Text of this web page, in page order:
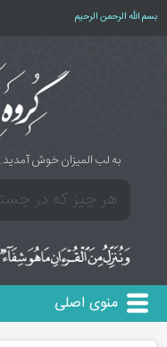
بسم الله الرحمن الرحیم
به لب المیزان خوش آمدید.
منوی اصلی